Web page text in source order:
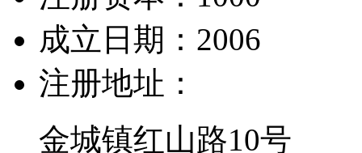
成立日期： 2006
注册地址：
金城镇红山路10号